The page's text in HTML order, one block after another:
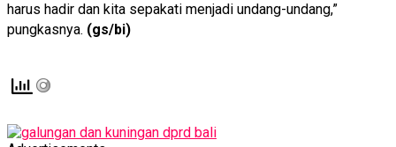
harus hadir dan kita sepakati menjadi undang-undang,”
pungkasnya. (gs/bi)